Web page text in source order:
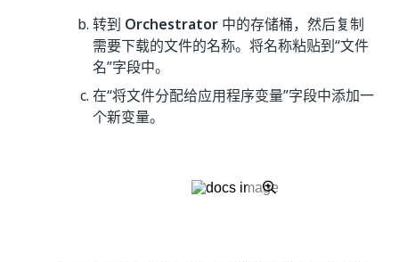
转到 Orchestrator 中的存储桶，然后复制
需要下载的文件的名称。将名称粘贴到“文件
名”字段中。
在“将文件分配给应用程序变量”字段中添加一
个新变量。